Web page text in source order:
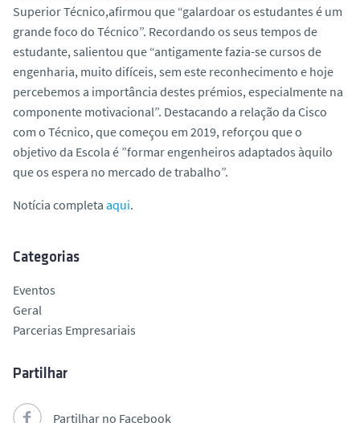
Superior Técnico,afirmou que “galardoar os estudantes é um
grande foco do Técnico”. Recordando os seus tempos de
estudante, salientou que “antigamente fazia-se cursos de
engenharia, muito difíceis, sem este reconhecimento e hoje
percebemos a importância destes prémios, especialmente na
componente motivacional”. Destacando a relação da Cisco
com o Técnico, que começou em 2019, reforçou que o
objetivo da Escola é ”formar engenheiros adaptados àquilo
que os espera no mercado de trabalho”.
Notícia completa aqui.
Categorias
Eventos
Geral
Parcerias Empresariais
Partilhar
Partilhar no Facebook